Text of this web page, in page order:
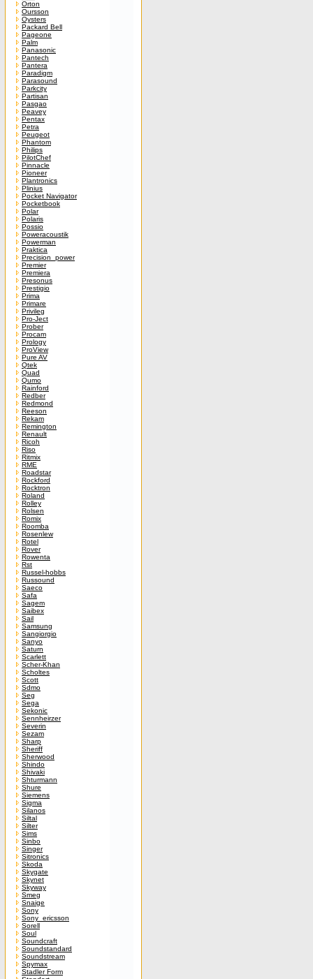
Orton
Oursson
Oysters
Packard Bell
Pageone
Palm
Panasonic
Pantech
Pantera
Paradigm
Parasound
Parkcity
Partisan
Pasgao
Peavey
Pentax
Petra
Peugeot
Phantom
Philips
PilotChef
Pinnacle
Pioneer
Plantronics
Plinius
Pocket Navigator
Pocketbook
Polar
Polaris
Possio
Poweracoustik
Powerman
Praktica
Precision_power
Premier
Premiera
Presonus
Prestigio
Prima
Primare
Privileg
Pro-Ject
Prober
Procam
Prology
ProView
Pure AV
Qtek
Quad
Qumo
Rainford
Redber
Redmond
Reeson
Rekam
Remington
Renault
Ricoh
Riso
Ritmix
RME
Roadstar
Rockford
Rocktron
Roland
Rolley
Rolsen
Romix
Roomba
Rosenlew
Rotel
Rover
Rowenta
Rst
Russel-hobbs
Russound
Saeco
Safa
Sagem
Saibex
Sail
Samsung
Sangiorgio
Sanyo
Saturn
Scarlett
Scher-Khan
Scholtes
Scott
Sdmo
Seg
Sega
Sekonic
Sennheirzer
Severin
Sezam
Sharp
Sheriff
Sherwood
Shindo
Shivaki
Shturmann
Shure
Siemens
Sigma
Silanos
Siltal
Silter
Sims
Sinbo
Singer
Sitronics
Skoda
Skygate
Skynet
Skyway
Smeg
Snaige
Sony
Sony_ericsson
Sorell
Soul
Soundcraft
Soundstandard
Soundstream
Spymax
Stadler Form